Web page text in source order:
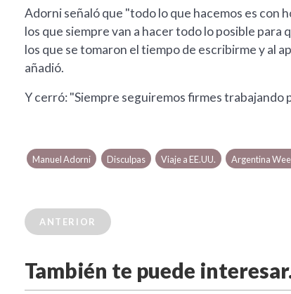
Adorni señaló que "todo lo que hacemos es con
los que siempre van a hacer todo lo posible
los que se tomaron el tiempo de escribirme y al
añadió.
Y cerró: "Siempre seguiremos firmes trabajando
Manuel Adorni Disculpas Viaje a EE.UU. Argentina
ANTERIOR
También te puede